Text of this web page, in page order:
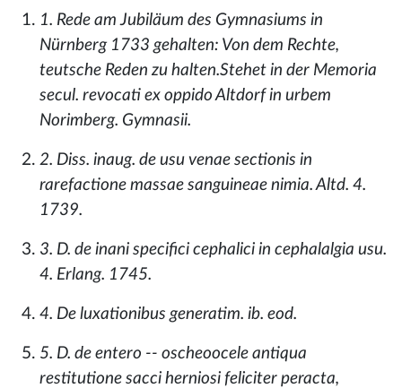
1. Rede am Jubiläum des Gymnasiums in
Nürnberg 1733 gehalten: Von dem Rechte,
teutsche Reden zu halten.Stehet in der Memoria
secul. revocati ex oppido Altdorf in urbem
Norimberg. Gymnasii.
2. Diss. inaug. de usu venae sectionis in
rarefactione massae sanguineae nimia. Altd. 4.
1739.
3. D. de inani specifici cephalici in cephalalgia usu.
4. Erlang. 1745.
4. De luxationibus generatim. ib. eod.
5. D. de entero -- oscheoocele antiqua
restitutione sacci herniosi feliciter peracta,